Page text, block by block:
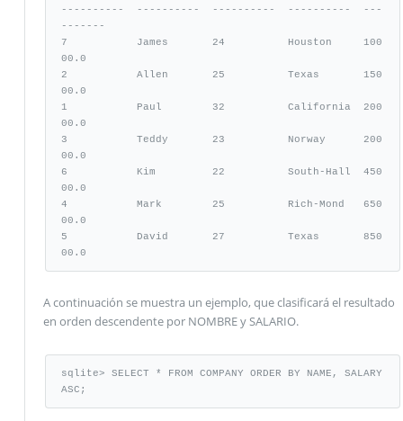
----------  ----------  ----------  ----------  ---
-------
7           James       24          Houston     100
00.0
2           Allen       25          Texas       150
00.0
1           Paul        32          California  200
00.0
3           Teddy       23          Norway      200
00.0
6           Kim         22          South-Hall  450
00.0
4           Mark        25          Rich-Mond   650
00.0
5           David       27          Texas       850
00.0
A continuación se muestra un ejemplo, que clasificará el resultado
en orden descendente por NOMBRE y SALARIO.
sqlite> SELECT * FROM COMPANY ORDER BY NAME, SALARY
ASC;